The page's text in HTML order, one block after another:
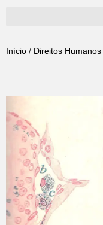
para
Início / Direitos Humanos